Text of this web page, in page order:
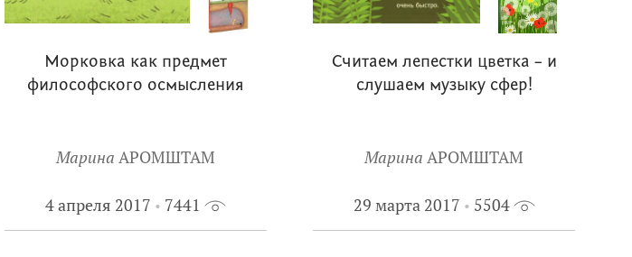
Морковка как предмет
философского осмысления
Марина АРОМШТАМ
4 апреля 2017 7441
Считаем лепестки цветка – и
слушаем музыку сфер!
Марина АРОМШТАМ
29 марта 2017 5504